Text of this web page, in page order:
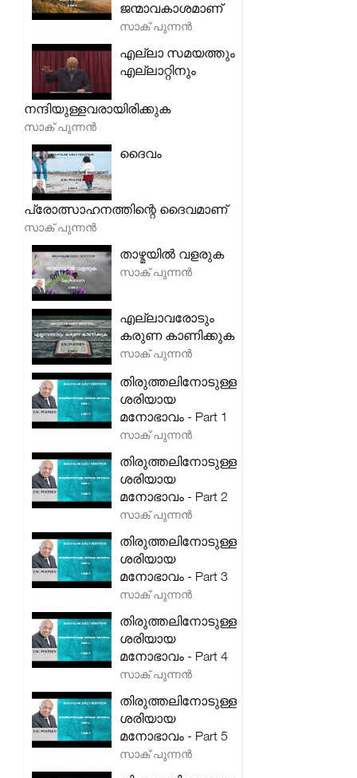
ജന്മാവകാശമാണ്
സാക് പുന്നൻ
എല്ലാ സമയത്തും
എല്ലാറ്റിനും
നന്ദിയുള്ളവരായിരിക്കുക
സാക് പുന്നൻ
ദൈവം
പ്രോത്സാഹനത്തിന്റെ ദൈവമാണ്
സാക് പുന്നൻ
താഴ്മയിൽ വളരുക
സാക് പുന്നൻ
എല്ലാവരോടും
കരുണ കാണിക്കുക
സാക് പുന്നൻ
തിരുത്തലിനോടുള്ള
ശരിയായ
മനോഭാവം - Part 1
സാക് പുന്നൻ
തിരുത്തലിനോടുള്ള
ശരിയായ
മനോഭാവം - Part 2
സാക് പുന്നൻ
തിരുത്തലിനോടുള്ള
ശരിയായ
മനോഭാവം - Part 3
സാക് പുന്നൻ
തിരുത്തലിനോടുള്ള
ശരിയായ
മനോഭാവം - Part 4
സാക് പുന്നൻ
തിരുത്തലിനോടുള്ള
ശരിയായ
മനോഭാവം - Part 5
സാക് പുന്നൻ